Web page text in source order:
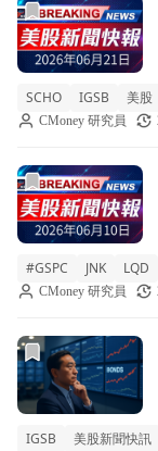
前往短期債券
SCHO IGSB 美股
CMoney 研究員
前往銀行警告！
#GSPC JNK LQD
CMoney 研究員
前往【即時新聞
IGSB 美股新聞快訊